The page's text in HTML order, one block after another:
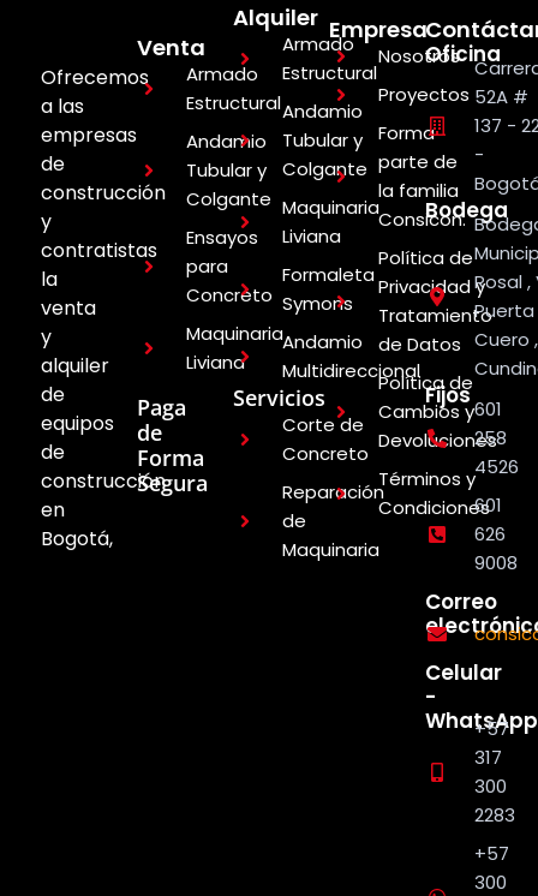
Ofrecemos
a las
empresas
de
construcción
y
contratistas
la
venta
y
alquiler
de
equipos
de
construcción
en
Bogotá,
Venta
Armado
Estructural
Andamio
Tubular y
Colgante
Ensayos
para
Concreto
Maquinaria
Liviana
Paga
de
Forma
Segura
Alquiler
Armado
Estructural
Andamio
Tubular y
Colgante
Maquinaria
Liviana
Formaleta
Symons
Andamio
Multidireccional
Servicios
Corte de
Concreto
Reparación
de
Maquinaria
Empresa
Nosotros
Proyectos
Forma
parte de
la familia
Consicon.
Política de
Privacidad y
Tratamiento
de Datos
Política de
Cambios y
Devoluciones
Términos y
Condiciones
Oficina
52A #
137 -
-
Bodega
Rosal
Puerta
Cuero ,
Fijos601
258
4526
601
626
9008
Correo
Celular
-
WhatsApp
+57
317
300
2283
+57
300